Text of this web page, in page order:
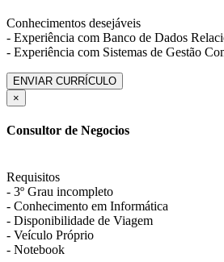
Conhecimentos desejáveis
- Experiência com Banco de Dados
- Experiência com Sistemas de Gestão
ENVIAR CURRÍCULO
×
Consultor de Negocios
Requisitos
- 3º Grau incompleto
- Conhecimento em Informática
- Disponibilidade de Viagem
- Veículo Próprio
- Notebook